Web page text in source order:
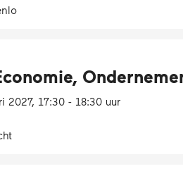
2027, 17:30 - 18:30 uur